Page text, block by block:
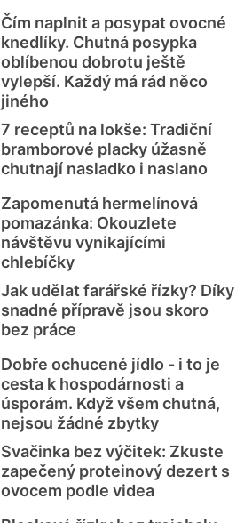
Čím naplnit a posypat ovocné
knedlíky. Chutná posypka
oblíbenou dobrotu ještě
vylepší. Každý má rád něco
jiného
7 receptů na lokše: Tradiční
bramborové placky úžasně
chutnají nasladko i naslano
Zapomenutá hermelínová
pomazánka: Okouzlete
návštěvu vynikajícími
chlebíčky
Jak udělat farářské řízky? Díky
snadné přípravě jsou skoro
bez práce
Dobře ochucené jídlo - i to je
cesta k hospodárnosti a
úsporám. Když všem chutná,
nejsou žádné zbytky
Svačinka bez výčitek: Zkuste
zapečený proteinový dezert s
ovocem podle videa